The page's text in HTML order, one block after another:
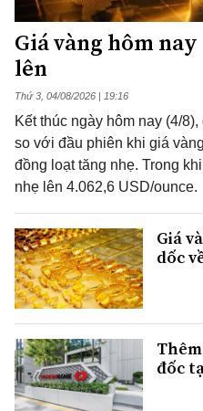
Giá vàng hôm
lên
Thứ 3, 04/08/2026 | 19:16
Kết thúc ngày hôm nay (4/
so với đầu phiên khi giá
đồng loạt tăng nhẹ. Trong
nhẹ lên 4.062,6 USD/ounce.
Giá
dốc
đốc